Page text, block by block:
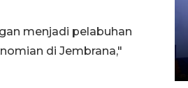
menjadi pelabuhan
di Jembrana,"
cukai palsu di